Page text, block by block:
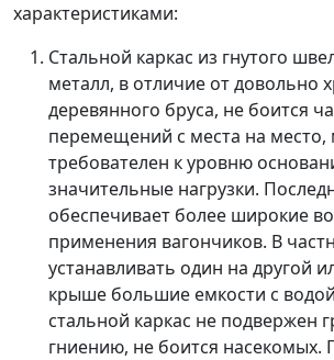
характеристиками:
Стальной каркас из гнутого
металл, в отличие от довольно
деревянного бруса, не боится
перемещений с места на место,
требователен к уровню
значительные нагрузки.
обеспечивает более широкие
применения вагончиков. В
устанавливать один на другой
крыше большие емкости с
стальной каркас не подвержен
гниению, не боится насекомых.